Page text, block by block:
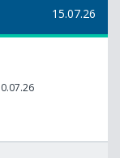
15.07.26